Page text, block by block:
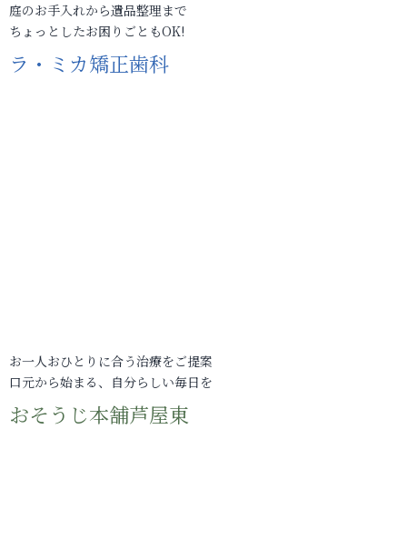
庭のお手入れから遺品整理まで
ちょっとしたお困りごともOK!
ラ・ミカ矯正歯科
お一人おひとりに合う治療をご提案
口元から始まる、自分らしい毎日を
おそうじ本舗芦屋東